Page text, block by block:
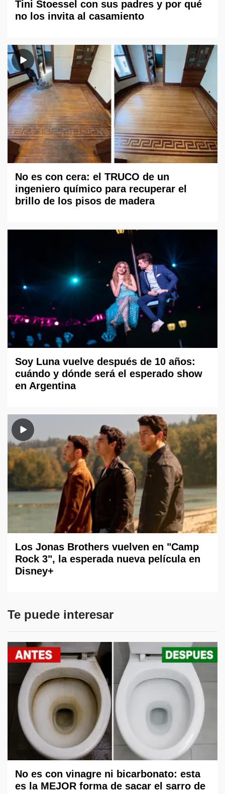
Tini Stoessel con sus padres y por qué
no los invita al casamiento
No es con cera: el TRUCO de un
ingeniero químico para recuperar el
brillo de los pisos de madera
Soy Luna vuelve después de 10 años:
cuándo y dónde será el esperado show
en Argentina
Los Jonas Brothers vuelven en "Camp
Rock 3", la esperada nueva película en
Disney+
Te puede interesar
No es con vinagre ni bicarbonato: esta
es la MEJOR forma de sacar el sarro de